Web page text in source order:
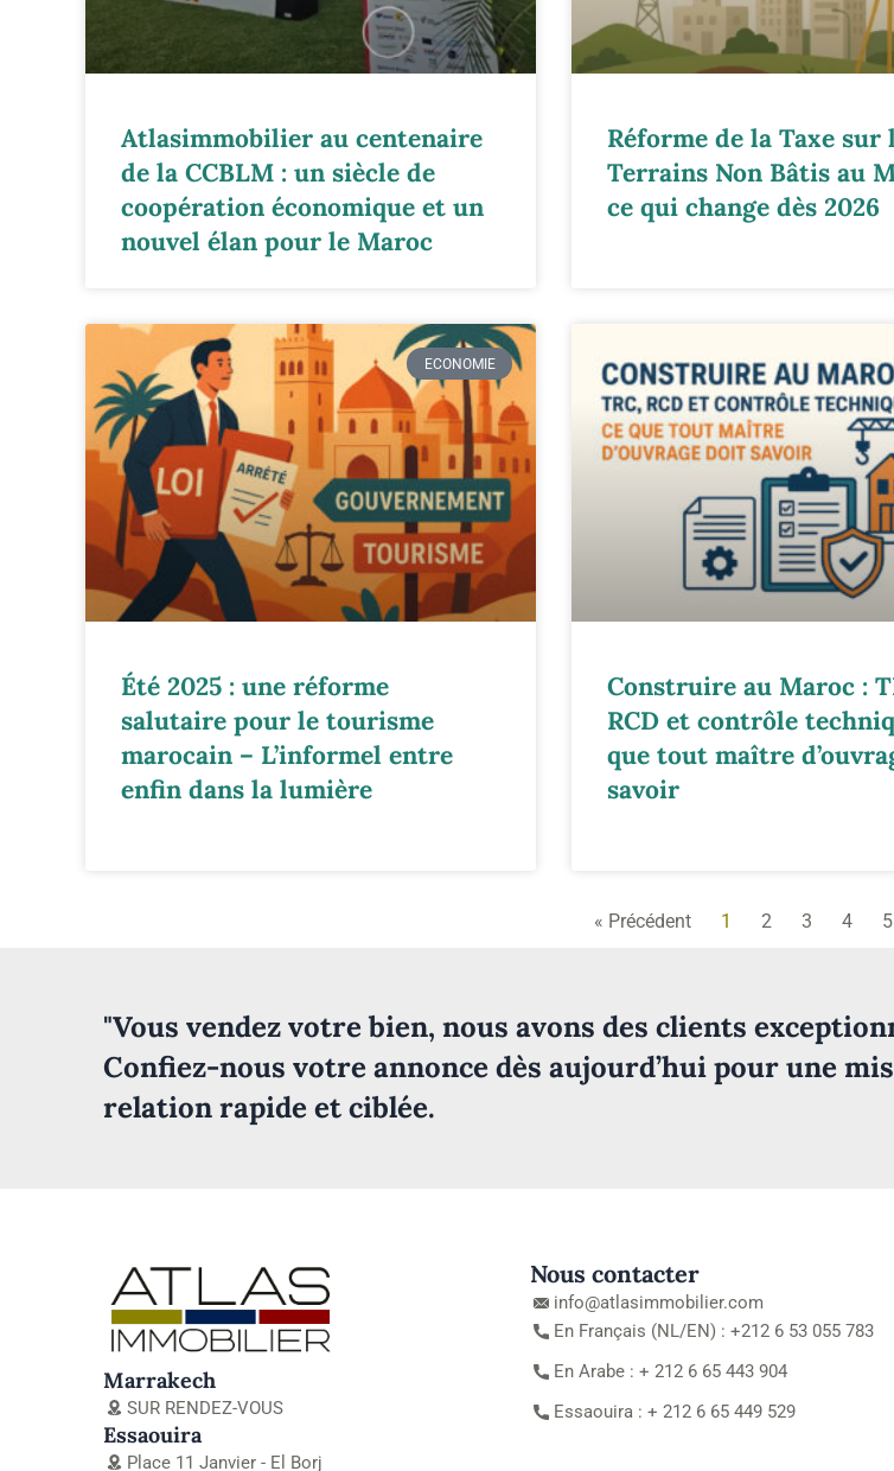
Atlasimmobilier au centenaire
de la CCBLM : un siècle de
coopération économique et un
nouvel élan pour le Maroc
Réforme de la Taxe sur
Terrains Non Bâtis au
ce qui change dès 2026
ECONOMIE
Été 2025 : une réforme
salutaire pour le tourisme
marocain – L’informel entre
enfin dans la lumière
Construire au Maroc :
RCD et contrôle
que tout maître
savoir
« Précédent 1 2 3 4 5
"Vous vendez votre bien, nous avons des clients
Confiez-nous votre annonce dès aujourd’hui pour une
relation rapide et ciblée.
Marrakech
SUR RENDEZ-VOUS
Essaouira
Place 11 Janvier - El Borj
Nous contacter
info@atlasimmobilier.com
En Français (NL/EN) : +212 6 53 055 783
En Arabe : + 212 6 65 443 904
Essaouira : + 212 6 65 449 529